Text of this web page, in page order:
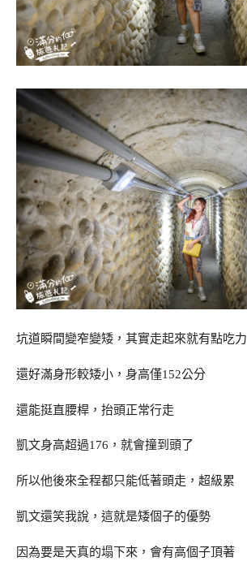
坑道瞬間變窄變矮，其實走起來就有點吃力
還好滿身形較矮小，身高僅152公分
還能挺直腰桿，抬頭正常行走
凱文身高超過176，就會撞到頭了
所以他後來全程都只能低著頭走，超級累
凱文還笑我說，這就是矮個子的優勢
因為要是天真的塌下來，會有高個子頂著